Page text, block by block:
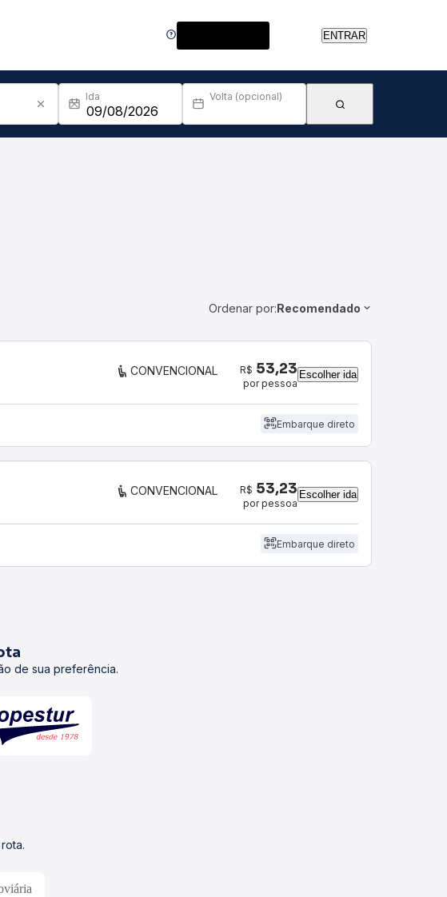
ENTRAR
Ida Volta (opcional)
Ordenar por:Recomendado
CONVENCIONAL R$ 53,23
por pessoa
Escolher ida
Embarque direto
CONVENCIONAL R$ 53,23
por pessoa
Escolher ida
Embarque direto
de sua preferência.